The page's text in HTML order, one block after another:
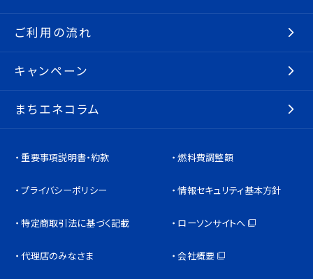
ご利用の流れ
キャンペーン
まちエネコラム
重要事項説明書・約款 燃料費調整額
プライバシーポリシー 情報セキュリティ基本方針
特定商取引法に基づく記載 ローソンサイトへ
代理店のみなさま 会社概要